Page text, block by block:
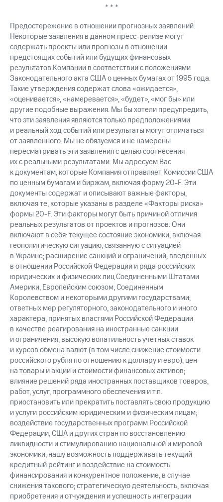
* * *
Предостережение в отношении прогнозных заявлений.
Некоторые заявления в данном пресс-релизе могут
содержать проекты или прогнозы в отношении
предстоящих событий или будущих финансовых
результатов Компании в соответствии с положениями
Законодательного акта США о ценных бумагах от 1995 года.
Такие утверждения содержат слова «ожидается»,
«оценивается», «намеревается», «будет», «мог бы» или
другие подобные выражения. Мы бы хотели предупредить,
что эти заявления являются только предположениями
и реальный ход событий или результаты могут отличаться
от заявленного. Мы не обязуемся и не намерены
пересматривать эти заявления с целью соотнесения
их с реальными результатами. Мы адресуем Вас
к документам, которые Компания отправляет Комиссии США
по ценным бумагам и биржам, включая форму 20-F. Эти
документы содержат и описывают важные факторы,
включая те, которые указаны в разделе «Факторы риска»
формы 20-F. Эти факторы могут быть причиной отличия
реальных результатов от проектов и прогнозов. Они
включают в себя: текущее состояние экономики, включая
геополитическую ситуацию, связанную с ситуацией
в Украине; расширение санкций и ограничений, введенных
в отношении Российской Федерации и ряда российских
юридических и физических лиц Соединенными Штатами
Америки, Европейским союзом, Соединенным
Королевством и некоторыми другими государствами;
ответных мер регуляторного, законодательного и иного
характера, принятых властями Российской Федерации
в качестве реагирования на иностранные санкции
и ограничения; высокую волатильность учетных ставок
и курсов обмена валют (в том числе снижение стоимости
российского рубля по отношению к доллару и евро), цен
на товары и акции и стоимости финансовых активов;
влияние решений ряда иностранных поставщиков товаров,
работ, услуг, программного обеспечения и т.п.
приостановить или прекратить поставлять свою продукцию
и услуги российским юридическим и физическим лицам;
воздействие государственных программ Российской
Федерации, США и других стран по восстановлению
ликвидности и стимулированию национальной и мировой
экономики; нашу возможность поддерживать текущий
кредитный рейтинг и воздействие на стоимость
финансирования и конкурентное положение, в случае
снижения такового; стратегическую деятельность, включая
приобретения и отчуждения и успешность интеграции